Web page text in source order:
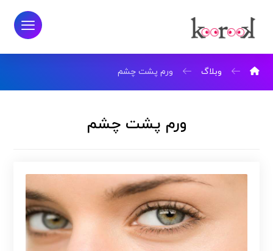
وبلاگ ورم پشت چشم
ورم پشت چشم